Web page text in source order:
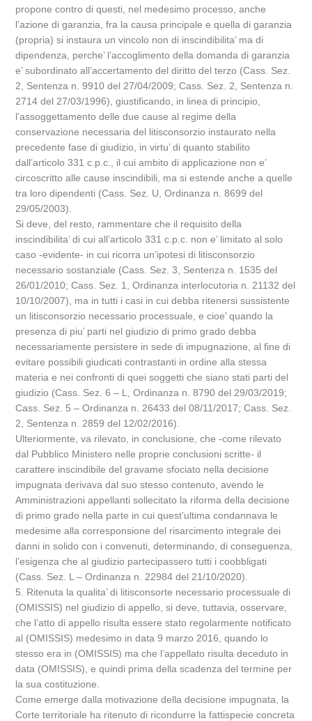
propone contro di questi, nel medesimo processo, anche
l’azione di garanzia, fra la causa principale e quella di garanzia
(propria) si instaura un vincolo non di inscindibilita’ ma di
dipendenza, perche’ l’accoglimento della domanda di garanzia
e’ subordinato all’accertamento del diritto del terzo (Cass. Sez.
2, Sentenza n. 9910 del 27/04/2009; Cass. Sez. 2, Sentenza n.
2714 del 27/03/1996), giustificando, in linea di principio,
l’assoggettamento delle due cause al regime della
conservazione necessaria del litisconsorzio instaurato nella
precedente fase di giudizio, in virtu’ di quanto stabilito
dall’articolo 331 c.p.c., il cui ambito di applicazione non e’
circoscritto alle cause inscindibili, ma si estende anche a quelle
tra loro dipendenti (Cass. Sez. U, Ordinanza n. 8699 del
29/05/2003).
Si deve, del resto, rammentare che il requisito della
inscindibilita’ di cui all’articolo 331 c.p.c. non e’ limitato al solo
caso -evidente- in cui ricorra un’ipotesi di litisconsorzio
necessario sostanziale (Cass. Sez. 3, Sentenza n. 1535 del
26/01/2010; Cass. Sez. 1, Ordinanza interlocutoria n. 21132 del
10/10/2007), ma in tutti i casi in cui debba ritenersi sussistente
un litisconsorzio necessario processuale, e cioe’ quando la
presenza di piu’ parti nel giudizio di primo grado debba
necessariamente persistere in sede di impugnazione, al fine di
evitare possibili giudicati contrastanti in ordine alla stessa
materia e nei confronti di quei soggetti che siano stati parti del
giudizio (Cass. Sez. 6 – L, Ordinanza n. 8790 del 29/03/2019;
Cass. Sez. 5 – Ordinanza n. 26433 del 08/11/2017; Cass. Sez.
2, Sentenza n. 2859 del 12/02/2016).
Ulteriormente, va rilevato, in conclusione, che -come rilevato
dal Pubblico Ministero nelle proprie conclusioni scritte- il
carattere inscindibile del gravame sfociato nella decisione
impugnata derivava dal suo stesso contenuto, avendo le
Amministrazioni appellanti sollecitato la riforma della decisione
di primo grado nella parte in cui quest’ultima condannava le
medesime alla corresponsione del risarcimento integrale dei
danni in solido con i convenuti, determinando, di conseguenza,
l’esigenza che al giudizio partecipassero tutti i coobbligati
(Cass. Sez. L – Ordinanza n. 22984 del 21/10/2020).
5. Ritenuta la qualita’ di litisconsorte necessario processuale di
(OMISSIS) nel giudizio di appello, si deve, tuttavia, osservare,
che l’atto di appello risulta essere stato regolarmente notificato
al (OMISSIS) medesimo in data 9 marzo 2016, quando lo
stesso era in (OMISSIS) ma che l’appellato risulta deceduto in
data (OMISSIS), e quindi prima della scadenza del termine per
la sua costituzione.
Come emerge dalla motivazione della decisione impugnata, la
Corte territoriale ha ritenuto di ricondurre la fattispecie concreta